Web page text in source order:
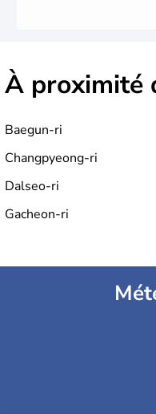
À proximité
Baegun-ri
Changpyeong-ri
Dalseo-ri
Gacheon-ri